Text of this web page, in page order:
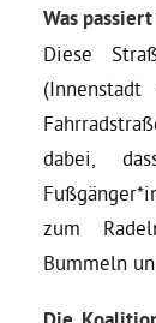
Was
Diese
dabei,
zum
Bummeln